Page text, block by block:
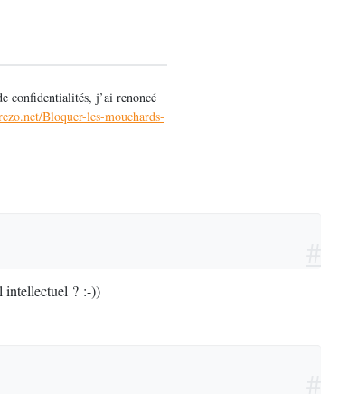
confidentialités, j’ai renoncé
Bloquer-les-mouchards-
intellectuel ? :-))